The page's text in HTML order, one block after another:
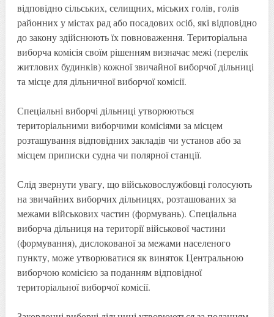
відповідно сільських, селищних, міських голів, голів
районних у містах рад або посадових осіб, які відповідно
до закону здійснюють їх повноваження. Територіальна
виборча комісія своїм рішенням визначає межі (перелік
житлових будинків) кожної звичайної виборчої дільниці
та місце для дільничної виборчої комісії.
Спеціальні виборчі дільниці утворюються
територіальними виборчими комісіями за місцем
розташування відповідних закладів чи установ або за
місцем приписки судна чи полярної станції.
Слід звернути увагу, що військовослужбовці голосують
на звичайних виборчих дільницях, розташованих за
межами військових частин (формувань). Спеціальна
виборча дільниця на території військової частини
(формування), дислокованої за межами населеного
пункту, може утворюватися як виняток Центральною
виборчою комісією за поданням відповідної
територіальної виборчої комісії.